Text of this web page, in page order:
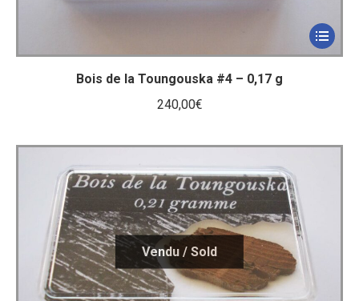
Bois de la Toungouska #4 – 0,17 g
240,00€